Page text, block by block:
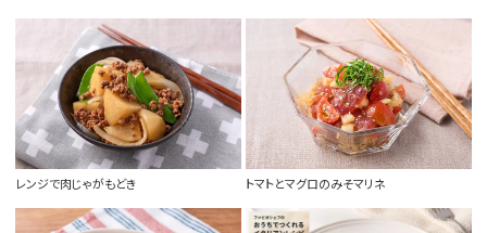
レンジで肉じゃがもどき トマトとマグロのみそマリネ